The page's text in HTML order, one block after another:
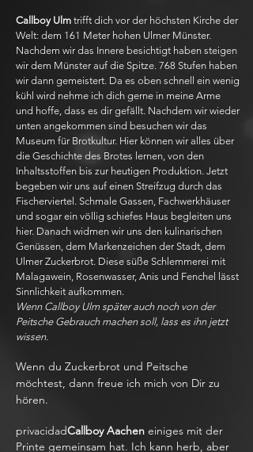
Callboy Ulm trifft dich vor der höchsten Kirche der
Welt: dem 161 Meter hohen Ulmer Münster.
Nachdem wir das Innere besichtigt haben steigen
wir dem Münster auf die Spitze. 768 Stufen haben
wir dann gemeistert. Da es oben schnell ein wenig
kühl wird nehme ich dich gerne in meine Arme
und hoffe, dass es dir gefällt. Nachdem wir wieder
unten angekommen sind besuchen wir das
Museum für Brotkultur. Hier können wir alles über
die Geschichte des Brotes lernen, von den
Inhaltsstoffen bis zur heutigen Produktion. Jetzt
begeben wir uns auf einen Streifzug durch das
Fischerviertel. Schmale Gassen, Fachwerkhäuser
und sogar ein völlig schiefes Haus begleiten uns
hier. Danach widmen wir uns den kulinarischen
Genüssen, dem Markenzeichen der Stadt, dem
Ulmer Zuckerbrot. Diese süße Schlemmerei mit
Malagawein, Rosenwasser, Anis und Fenchel lässt
Sinnlichkeit aufkommen.
Wenn Callboy Ulm später auch noch von der
Peitsche Gebrauch machen soll, lass es ihn jetzt
wissen.
Wenn du Zuckerbrot und Peitsche
möchtest, dann freue ich mich von Dir zu
hören.
privacidadCallboy Aachen einiges mit der
Printe gemeinsam hat. Ich kann herb, aber